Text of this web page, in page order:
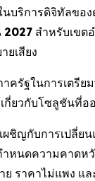
นบริการดิจิทัลขอ
2027 สำหรับเขต
ยเสียง
ครัฐในการเตรีย
กี่ยวกับโซลูชันที่
ผชิญกับการเปลี่
หนดความคาดห
ย ราคาไม่แพง แ